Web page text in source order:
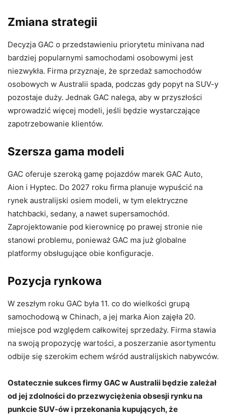
Zmiana strategii
Decyzja GAC o przedstawieniu priorytetu minivana nad
bardziej popularnymi samochodami osobowymi jest
niezwykła. Firma przyznaje, że sprzedaż samochodów
osobowych w Australii spada, podczas gdy popyt na SUV-y
pozostaje duży. Jednak GAC nalega, aby w przyszłości
wprowadzić więcej modeli, jeśli będzie wystarczające
zapotrzebowanie klientów.
Szersza gama modeli
GAC oferuje szeroką gamę pojazdów marek GAC Auto,
Aion i Hyptec. Do 2027 roku firma planuje wypuścić na
rynek australijski osiem modeli, w tym elektryczne
hatchbacki, sedany, a nawet supersamochód.
Zaprojektowanie pod kierownicę po prawej stronie nie
stanowi problemu, ponieważ GAC ma już globalne
platformy obsługujące obie konfiguracje.
Pozycja rynkowa
W zeszłym roku GAC była 11. co do wielkości grupą
samochodową w Chinach, a jej marka Aion zajęła 20.
miejsce pod względem całkowitej sprzedaży. Firma stawia
na swoją propozycję wartości, a poszerzanie asortymentu
odbije się szerokim echem wśród australijskich nabywców.
Ostatecznie sukces firmy GAC w Australii będzie zależał
od jej zdolności do przezwyciężenia obsesji rynku na
punkcie SUV-ów i przekonania kupujących, że